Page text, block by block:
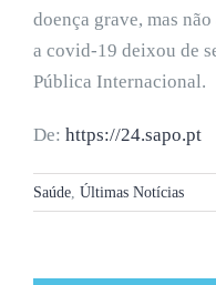
doença grave, mas
a covid-19 deixou de
Pública Internacional.
De: https://24.sapo.pt
Saúde Últimas Notícias